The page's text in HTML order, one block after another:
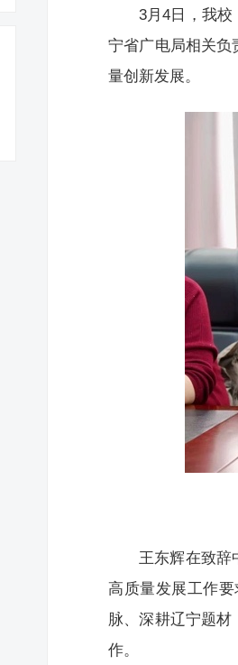
3月4日，我校
宁省广电局相关负
量创新发展。
王东辉在致辞
高质量发展工作
脉、深耕辽宁题材
作。